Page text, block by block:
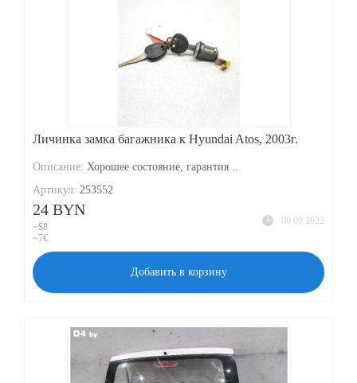
Личинка замка багажника к Hyundai Atos, 2003г.
Описание: Хорошее состояние, гарантия ..
Артикул: 253552
06.09.2022
24 BYN
~$8
~7€
Добавить в корзину